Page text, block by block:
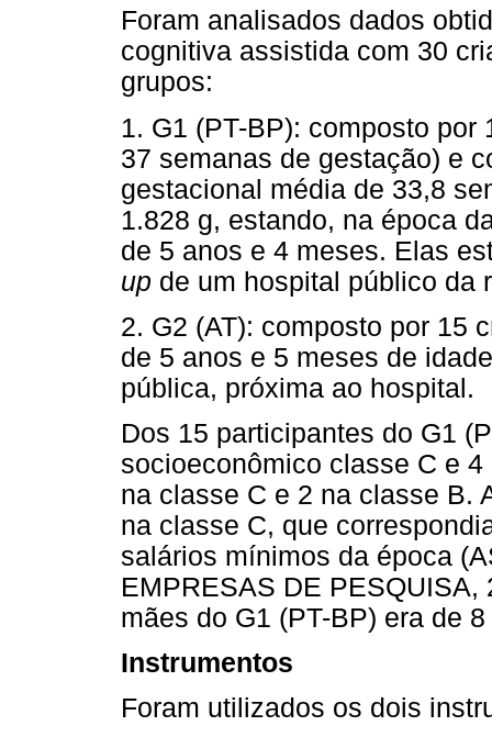
Foram analisados dados
cognitiva assistida com 30
grupos:
1. G1 (PT-BP): composto
37 semanas de gestação) e
gestacional média de 33,8
1.828 g, estando, na época
de 5 anos e 4 meses. Elas
up de um hospital público da
2. G2 (AT): composto por 15
de 5 anos e 5 meses de
pública, próxima ao hospital.
Dos 15 participantes do G1
socioeconômico classe C e
na classe C e 2 na classe B.
na classe C, que
salários mínimos da época
EMPRESAS DE
mães do G1 (PT-BP) era de
Instrumentos
Foram utilizados os dois